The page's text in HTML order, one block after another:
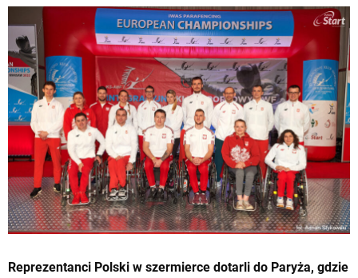
Reprezentanci Polski w szermierce dotarli do Paryża, gdzie